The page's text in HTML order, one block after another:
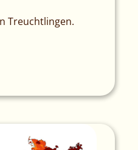
Treuchtlingen.